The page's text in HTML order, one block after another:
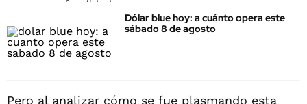
Dólar blue hoy: a cuánto opera este
sábado 8 de agosto
Pero al analizar cómo se fue plasmando esta